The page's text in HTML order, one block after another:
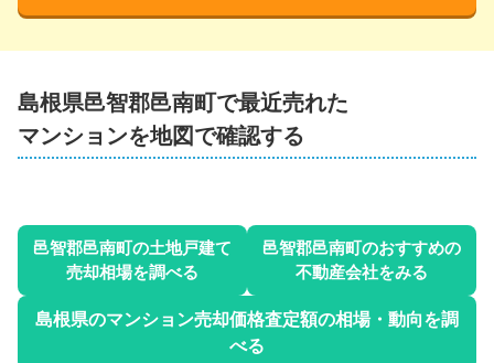
島根県邑智郡邑南町で最近売れた
マンションを地図で確認する
邑智郡邑南町の土地戸建て
売却相場を調べる
邑智郡邑南町のおすすめの
不動産会社をみる
島根県のマンション売却価格査定額の相場・動向を調
べる